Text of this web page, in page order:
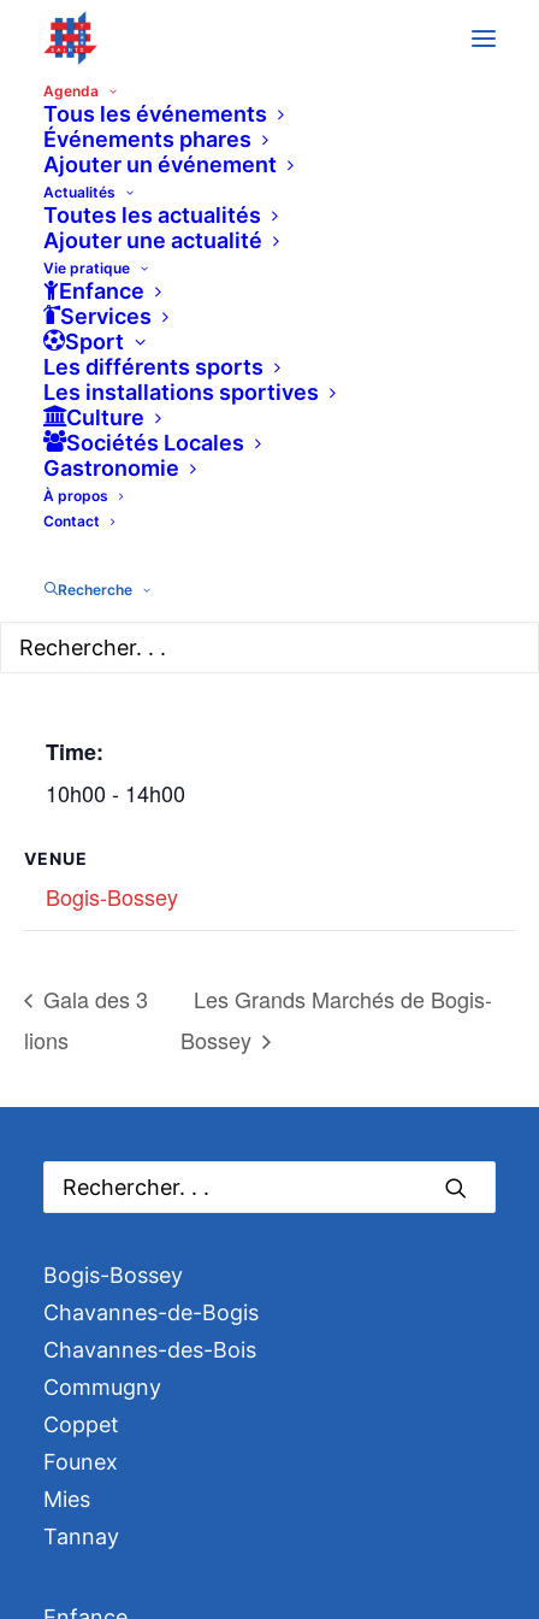
Agenda
Tous les événements
Événements phares
Ajouter un événement
Actualités
Toutes les actualités
Ajouter une actualité
Vie pratique
Enfance
Services
Sport
Les différents sports
Les installations sportives
Culture
Sociétés Locales
Gastronomie
À propos
Contact
Recherche
« All Événements
MARCHÉS DE BOGIS-
BOSSEY
3 octobre à 10h00
Marchés à la ferme. Légumes et produits locaux. Stands
d’artisans. Restauration. Animation.
Date:
Time:
10h00 - 14h00
VENUE
Bogis-Bossey
Gala des 3
lions
Les Grands Marchés de Bogis-
Bossey
Bogis-Bossey
Chavannes-de-Bogis
Chavannes-des-Bois
Commugny
Coppet
Founex
Mies
Tannay